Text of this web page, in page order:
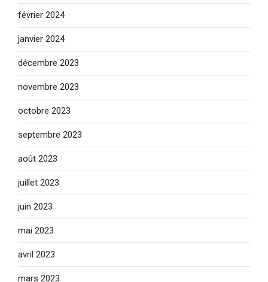
février 2024
janvier 2024
décembre 2023
novembre 2023
octobre 2023
septembre 2023
août 2023
juillet 2023
juin 2023
mai 2023
avril 2023
mars 2023